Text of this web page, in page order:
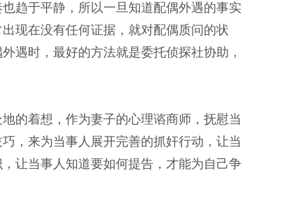
趋于平静，所以一旦知道配偶外遇的事实
现在没有任何证据，就对配偶质问的状
遇时，最好的方法就是委托侦探社协助，
的着想，作为妻子的心理谘商师，抚慰当
，来为当事人展开完善的抓奸行动，让当
让当事人知道要如何提告，才能为自己争